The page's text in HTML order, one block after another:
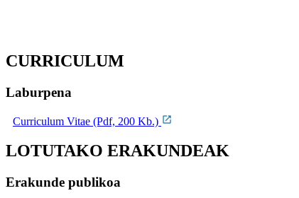
CURRICULUM
Laburpena
Curriculum Vitae (Pdf, 200 Kb.)
LOTUTAKO ERAKUNDEAK
Erakunde publikoa